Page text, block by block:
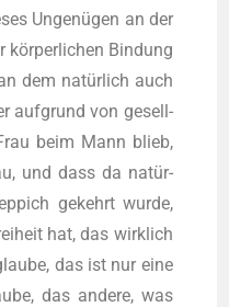
Unge­nü­gen an der
kör­per­li­chen Bin­dung
dem natür­lich auch
auf­grund von gesell­
beim Mann blieb,
und dass da natür­
gekehrt wur­de,
hat, das wirk­lich
das ist nur eine
das ande­re, was